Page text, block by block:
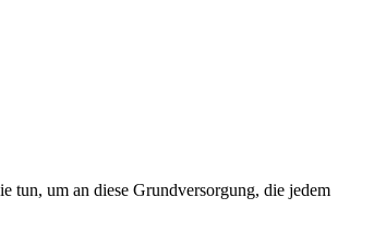
tun, um an diese Grundversorgung, die jedem